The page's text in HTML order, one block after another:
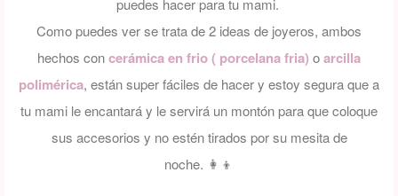
Como puedes ver se trata de 2 ideas de joyeros, ambos
hechos concerámica en frio( porcelana fria) oarcilla
polimérica, están super fáciles de hacer y estoy segura que a
tu mami le encantará y le servirá un montón para que coloque
sus accesorios y no estén tirados por su mesita de
noche. 👩‍👦